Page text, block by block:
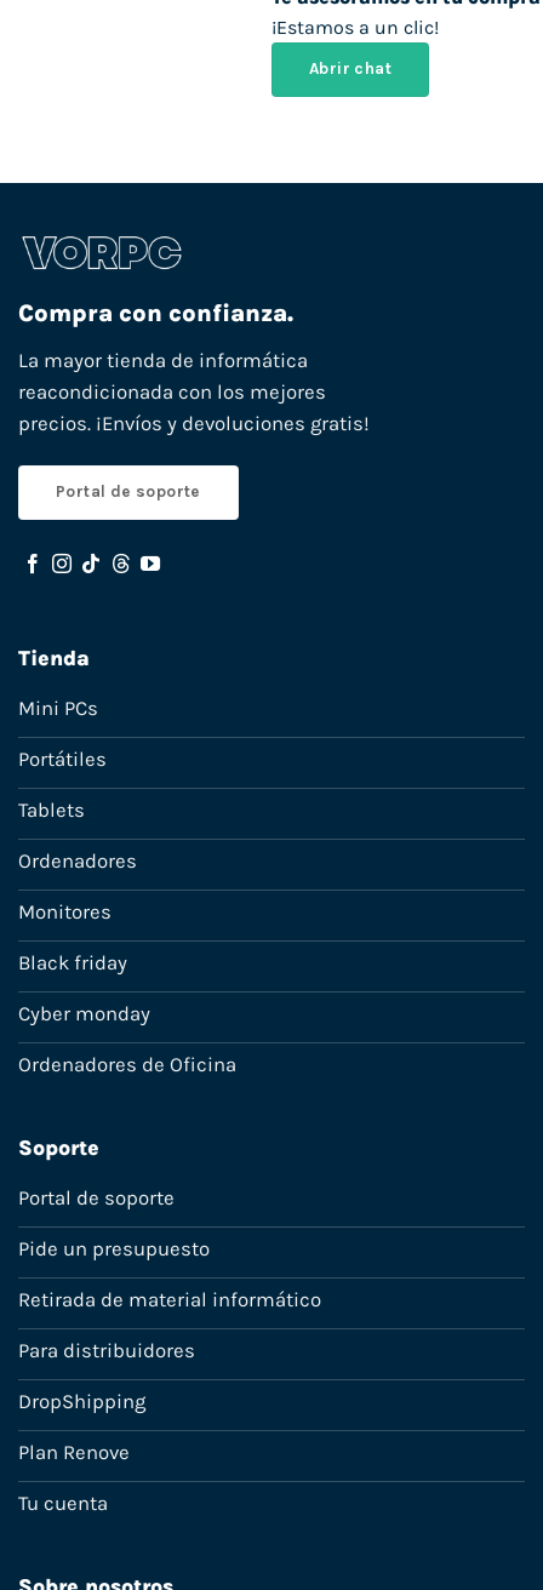
¡Estamos a un clic!
Abrir chat
Compra con confianza.
La mayor tienda de informática
reacondicionada con los mejores
precios. ¡Envíos y devoluciones gratis!
Portal de soporte
Tienda
Mini PCs
Portátiles
Tablets
Ordenadores
Monitores
Black friday
Cyber monday
Ordenadores de Oficina
Soporte
Portal de soporte
Pide un presupuesto
Retirada de material informático
Para distribuidores
DropShipping
Plan Renove
Tu cuenta